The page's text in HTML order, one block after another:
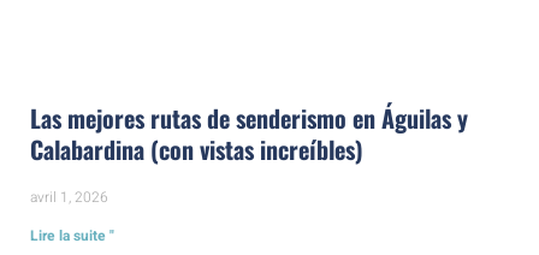
Las mejores rutas de senderismo en Águilas y
Calabardina (con vistas increíbles)
avril 1, 2026
Lire la suite "